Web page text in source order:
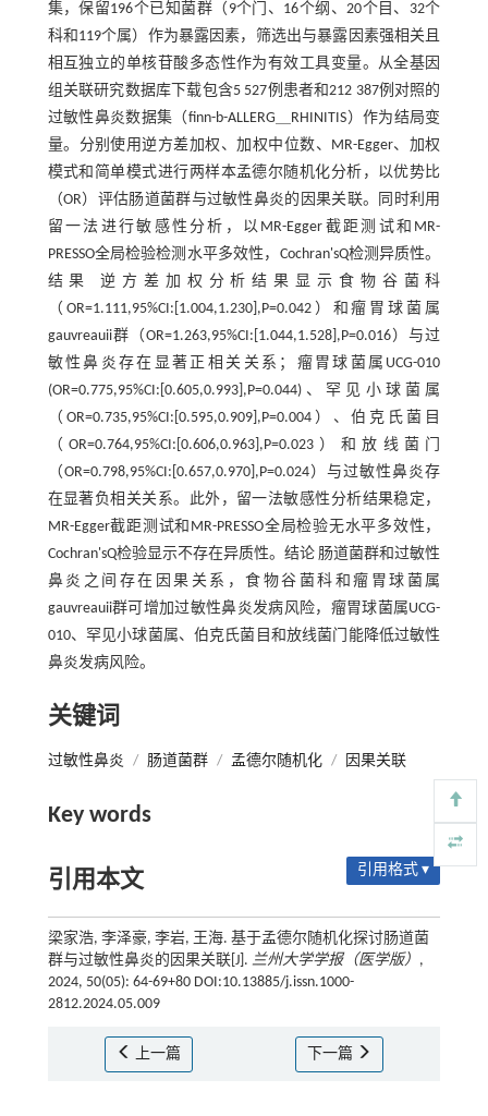
集，保留196个已知菌群（9个门、16个纲、20个目、32个
科和119个属）作为暴露因素，筛选出与暴露因素强相关且
相互独立的单核苷酸多态性作为有效工具变量。从全基因
组关联研究数据库下载包含5 527例患者和212 387例对照的
过敏性鼻炎数据集（finn-b-ALLERG＿RHINITIS）作为结局变
量。分别使用逆方差加权、加权中位数、MR-Egger、加权
模式和简单模式进行两样本孟德尔随机化分析，以优势比
（OR）评估肠道菌群与过敏性鼻炎的因果关联。同时利用
留一法进行敏感性分析，以MR-Egger截距测试和MR-
PRESSO全局检验检测水平多效性，Cochran'sQ检测异质性。
结果 逆方差加权分析结果显示食物谷菌科
（OR=1.111,95%CI:[1.004,1.230],P=0.042）和瘤胃球菌属
gauvreauii群（OR=1.263,95%CI:[1.044,1.528],P=0.016）与过
敏性鼻炎存在显著正相关关系；瘤胃球菌属UCG-010
(OR=0.775,95%CI:[0.605,0.993],P=0.044)、罕见小球菌属
（OR=0.735,95%CI:[0.595,0.909],P=0.004）、伯克氏菌目
（OR=0.764,95%CI:[0.606,0.963],P=0.023）和放线菌门
（OR=0.798,95%CI:[0.657,0.970],P=0.024）与过敏性鼻炎存
在显著负相关关系。此外，留一法敏感性分析结果稳定，
MR-Egger截距测试和MR-PRESSO全局检验无水平多效性，
Cochran'sQ检验显示不存在异质性。结论 肠道菌群和过敏性
鼻炎之间存在因果关系，食物谷菌科和瘤胃球菌属
gauvreauii群可增加过敏性鼻炎发病风险，瘤胃球菌属UCG-
010、罕见小球菌属、伯克氏菌目和放线菌门能降低过敏性
鼻炎发病风险。
关键词
过敏性鼻炎 / 肠道菌群 / 孟德尔随机化 / 因果关联
Key words
引用本文 引用格式 ▾
梁家浩, 李泽豪, 李岩, 王海. 基于孟德尔随机化探讨肠道菌
群与过敏性鼻炎的因果关联[J]. 兰州大学学报（医学版） ,
2024, 50(05): 64-69+80 DOI:10.13885/j.issn.1000-
2812.2024.05.009
上一篇 下一篇